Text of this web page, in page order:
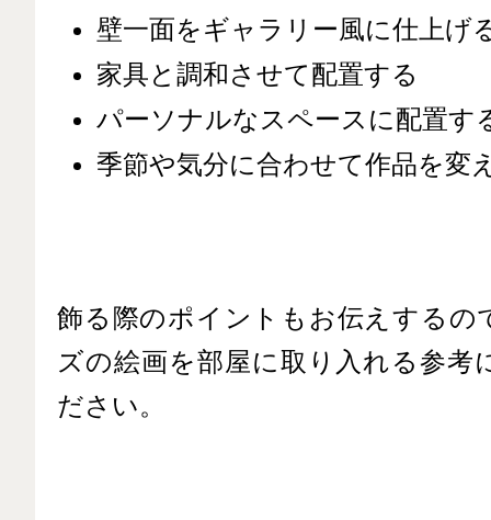
壁一面をギャラリー風に仕上げ
家具と調和させて配置する
パーソナルなスペースに配置す
季節や気分に合わせて作品を変
飾る際のポイントもお伝えするの
ズの絵画を部屋に取り入れる参考
ださい。